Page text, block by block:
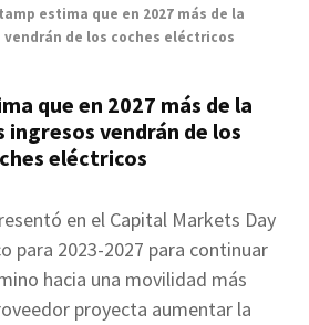
estima que en 2027 más de la
de los coches eléctricos
que en 2027 más de la
ingresos vendrán de los
eléctricos
en el Capital Markets Day
para 2023-2027 para continuar
hacia una movilidad más
proyecta aumentar la